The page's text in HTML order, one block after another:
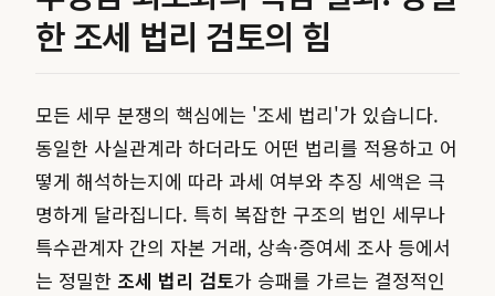
한 조세 법리 검토의 힘
모든 세무 분쟁의 핵심에는 '조세 법리'가 있습니다.
동일한 사실관계라 하더라도 어떤 법리를 적용하고 어
떻게 해석하는지에 따라 과세 여부와 추징 세액은 극
명하게 달라집니다. 특히 복잡한 구조의 법인 세무나
특수관계자 간의 자본 거래, 상속·증여세 조사 등에서
는 정밀한 조세 법리 검토가 승패를 가르는 결정적인